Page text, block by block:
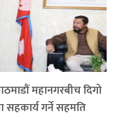
महानगरबीच दिगो
सहकार्य गर्ने सहमति